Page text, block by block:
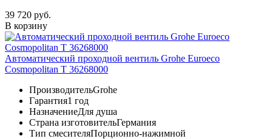
39 720 руб.
В корзину
Автоматический проходной вентиль Grohe Euroeco
Cosmopolitan T 36268000
ПроизводительGrohe
Гарантия1 год
НазначениеДля душа
Страна изготовительГермания
Тип смесителяПорционно-нажимной